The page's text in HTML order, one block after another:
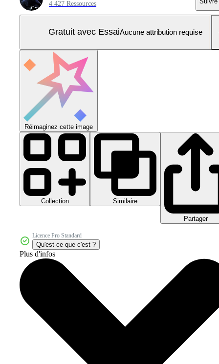
4 427 Ressources
Gratuit avec EssaiAucune attribution requise
Réimaginez cette image
Collection Similaire
Partager
Licence Pro Standard
Qu'est-ce que c'est ?
Plus d'infos